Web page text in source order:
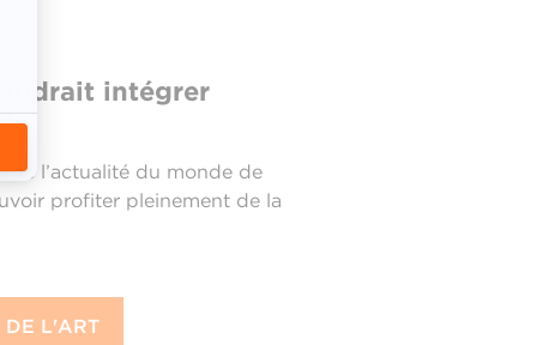
intégrer
de l’actualité du monde de
profiter pleinement de la
DE L'ART